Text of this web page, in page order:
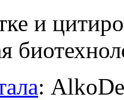
и
: